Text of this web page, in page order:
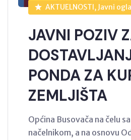
AKTUELNOSTI, Javni
JAVNI POZIV
PONDA ZA
ZEMLJIŠTA
Općina Busovača na čelu
načelnikom, a na osnovu